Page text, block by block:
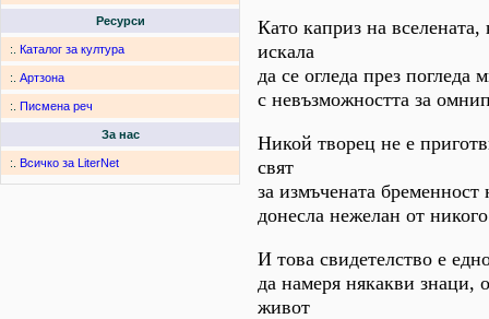
Ресурси
:. Каталог за култура
:. Артзона
:. Писмена реч
За нас
:. Всичко за LiterNet
Като каприз на вселената,
искала
да се огледа през погледа
с невъзможността за
Никой творец не е
свят
за измъчената бременност
донесла нежелан от
И това свидетелство е
да намеря някакви знаци,
живот